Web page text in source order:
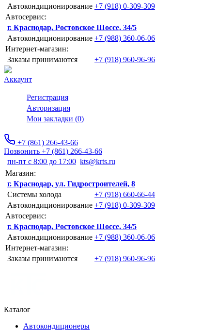
Автокондиционирование +7 (918) 0-309-309
Автосервис:
г. Краснодар, Ростовское Шоссе, 34/5
Автокондиционирование +7 (988) 360-06-06
Интернет-магазин:
Заказы принимаются
+7 (918) 960-96-96
Аккаунт
Регистрация
Авторизация
Мои закладки (0)
+7 (861) 266-43-66
Позвонить +7 (861) 266-43-66
пн-пт с 8:00 до 17:00 kts@krts.ru
Магазин:
г. Краснодар, ул. Гидростроителей, 8
Системы холода
+7 (918) 660-66-44
Автокондиционирование +7 (918) 0-309-309
Автосервис:
г. Краснодар, Ростовское Шоссе, 34/5
Автокондиционирование +7 (988) 360-06-06
Интернет-магазин:
Заказы принимаются
+7 (918) 960-96-96
Каталог
Автокондиционеры